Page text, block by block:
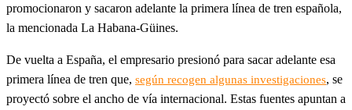
promocionaron y sacaron adelante la primera línea de tren española,
la mencionada La Habana-Güines.
De vuelta a España, el empresario presionó para sacar adelante esa
primera línea de tren que, según recogen algunas investigaciones, se
proyectó sobre el ancho de vía internacional. Estas fuentes apuntan a